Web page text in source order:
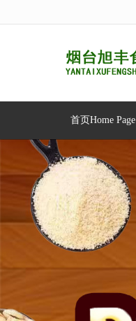
首页Home Page